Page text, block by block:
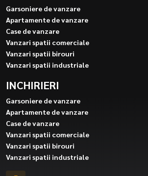
Garsoniere de vanzare
Apartamente de vanzare
Case de vanzare
Vanzari spatii comerciale
Vanzari spatii birouri
Vanzari spatii industriale
INCHIRIERI
Garsoniere de vanzare
Apartamente de vanzare
Case de vanzare
Vanzari spatii comerciale
Vanzari spatii birouri
Vanzari spatii industriale